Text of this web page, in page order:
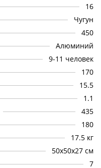
добиться
любые восточные
благодаря
со всех сторон на
упрощают 4 литых
эргономично,
как в одиночку, так и с
алюминиевой
и комфортом в
остается холодной,
16
Чугун
450
Алюминий
9-11 человек
170
15.5
1.1
435
180
17.5 кг
50х50х27 см
7